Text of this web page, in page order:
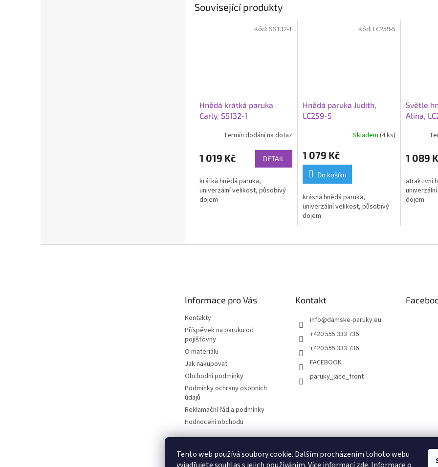
Tento web používá soubory cookie. Dalším procházením tohoto webu
Související produkty
Hnědá krátká paruka
Carly, SS132-1
Termín dodání na dotaz
1 019 Kč DETAIL
krátká hnědá paruka,
univerzální velikost, působivý
dojem
Kód: SS132-1
Hnědá paruka Judith,
LC259-5
produktu
je
5,0
z
5
hvězdiček.
Skladem (4 ks)
1 079 Kč
Do košíku
krásná hnědá paruka,
univerzální velikost, působivý
dojem
Kód: LC259-5
Světle
Alina,
1 089
atraktivní
dojem
Informace pro Vás
Kontakty
Příspěvek na paruku od
pojišťovny
O materiálu
Jak nakupovat
Obchodní podmínky
Podmínky ochrany osobních
údajů
Reklamační řád a podmínky
Hodnocení obchodu
Kontakt
info@damske-paruky.eu
+420 555 333 736
+420 555 333 736
FACEBOOK
paruky_lace_front
www.damske-paruky.eu